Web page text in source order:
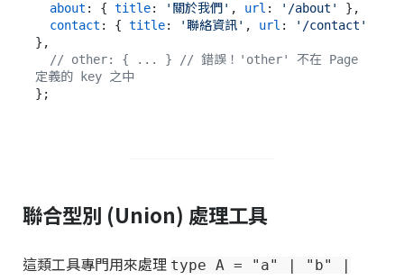
about : { title: '關於我們' , url : '/about'
},
contact : { title: '聯絡資訊' , url :
'/contact'
},
// other: { ... } // 錯誤！'other' 不在 Page
定義的 key 之中
聯合型別 (Union) 處理工具
這類工具專門用來處理 type A = "a" | "b" |